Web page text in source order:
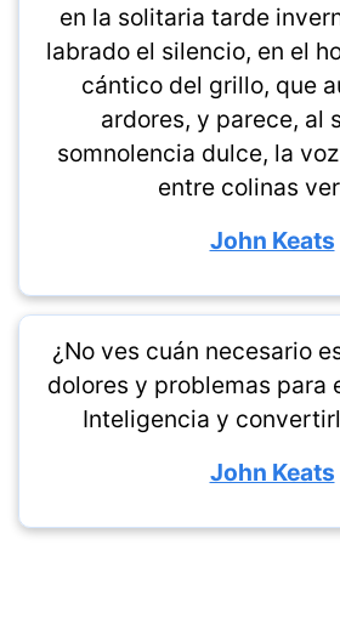
en la solitaria tarde
labrado el silencio, en el
cántico del grillo, que
ardores, y parece, al
somnolencia dulce, la
entre colinas
John Keats
¿No ves cuán necesario
dolores y problemas para
Inteligencia y
John Keats